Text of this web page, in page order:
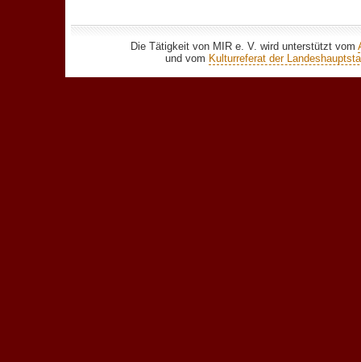
Die Tätigkeit von MIR e. V. wird unterstützt vom
und vom Kulturreferat der